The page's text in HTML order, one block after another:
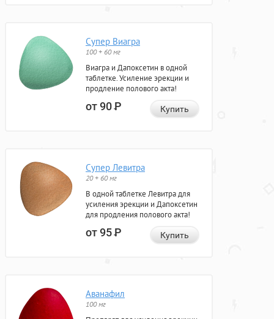
Супер Виагра
100 + 60 мг
Виагра и Дапоксетин в одной
таблетке. Усиление эрекции и
продление полового акта!
от 90Р Купить
Супер Левитра
20 + 60 мг
В одной таблетке Левитра для
усиления эрекции и Дапоксетин
для продления полового акта!
от 95Р Купить
Аванафил
100 мг